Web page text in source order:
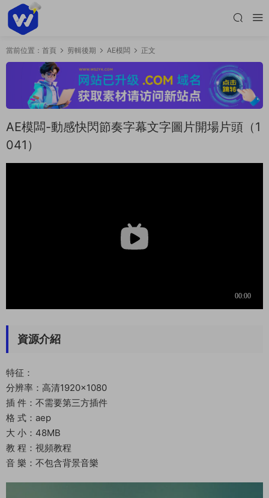
當前位置： 首頁 剪輯後期 AE模闆 正文
AE模闆-動感快閃節奏字幕文字圖片開場片頭（1
041）
資源介紹
特征：
分辨率：高清1920×1080
插 件：不需要第三方插件
格 式：aep
大 小：48MB
教 程：視頻教程
音 樂：不包含背景音樂